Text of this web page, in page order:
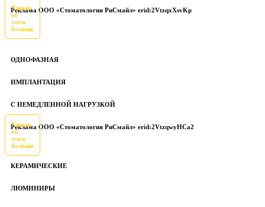
Реклама ООО «Стоматология РиСмайл» erid:2VtzqxXsvKp
Узнать
об
этом
больше
ОДНОФАЗНАЯ
ИМПЛАНТАЦИЯ
С НЕМЕДЛЕННОЙ НАГРУЗКОЙ
Реклама ООО «Стоматология РиСмайл» erid:2VtzqwyHCa2
Узнать
об
этом
больше
КЕРАМИЧЕСКИЕ
ЛЮМИНИРЫ